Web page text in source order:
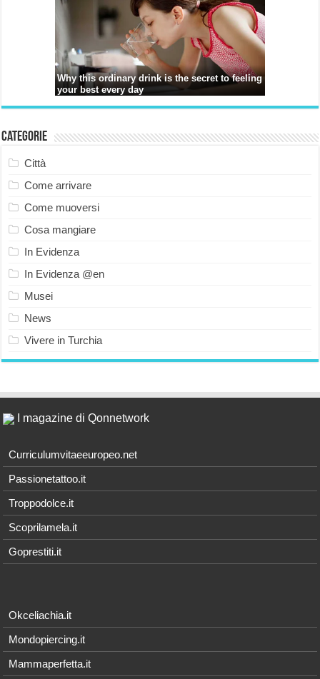
Categorie
Città
Come arrivare
Come muoversi
Cosa mangiare
In Evidenza
In Evidenza @en
Musei
News
Vivere in Turchia
I magazine di Qonnetwork
Curriculumvitaeeuropeo.net
Passionetattoo.it
Troppodolce.it
Scoprilamela.it
Goprestiti.it
Okceliachia.it
Mondopiercing.it
Mammaperfetta.it